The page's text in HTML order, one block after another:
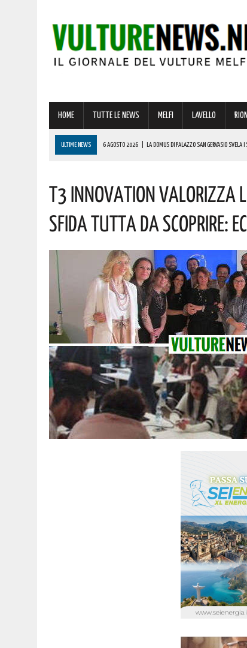
HOME TUTTE LE NEWS MELFI LAVELLO
ULTIME NEWS 6 AGOSTO 2026 LA DOMUS DI PALAZZO SAN GERVASIO SVELA I
6 AGOSTO 2026 | CASE MOBILI E RECUPERO DEI BORGHI: LA RICETTA DI COLDIRETTI
6 AGOSTO 2026 MELFI: MINACCIAVA DI MORTE E INTIMIDIVA I CONDOMINI!
T3 Innovation Valorizza
Sfida Tutta Da Scoprire: